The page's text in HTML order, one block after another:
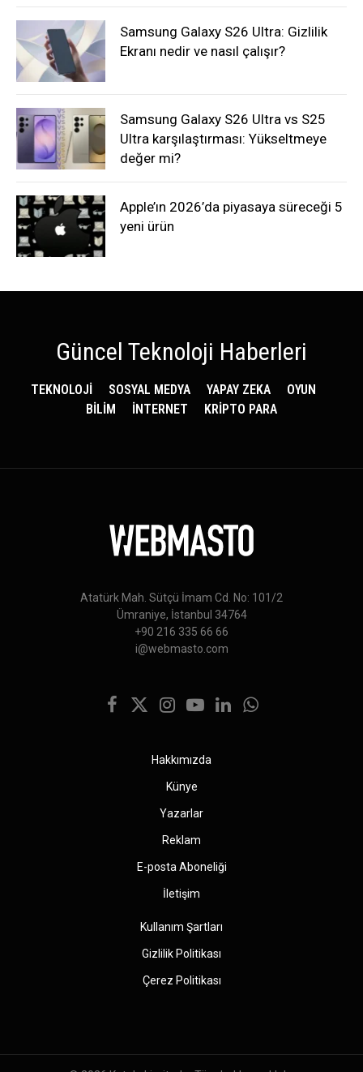
Samsung Galaxy S26 Ultra: Gizlilik
Ekranı nedir ve nasıl çalışır?
Samsung Galaxy S26 Ultra vs S25
Ultra karşılaştırması: Yükseltmeye
değer mi?
Apple’ın 2026’da piyasaya süreceği 5
yeni ürün
Güncel Teknoloji Haberleri
TEKNOLOJİ SOSYAL MEDYA YAPAY ZEKA
OYUN
BİLİM
İNTERNET KRİPTO PARA
Atatürk Mah. Sütçü İmam Cd. No: 101/2
Ümraniye, İstanbul 34764
+90 216 335 66 66
i@webmasto.com
Facebook
X
Instagram
YouTubeLinkedInWhatsApp
Hakkımızda
Künye
Yazarlar
Reklam
E-posta Aboneliği
İletişim
Kullanım Şartları
Gizlilik Politikası
Çerez Politikası